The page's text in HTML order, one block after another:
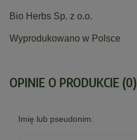
Bio Herbs Sp. z o.o.
Wyprodukowano w Polsce
OPINIE O PRODUKCIE (0)
Imię lub pseudonim: